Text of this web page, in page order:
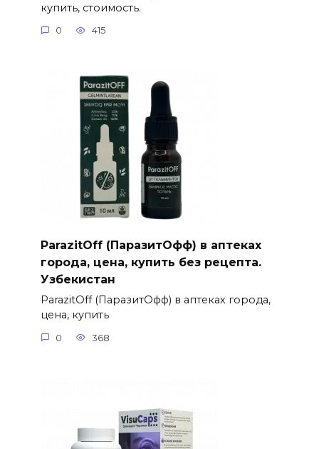
купить, стоимость.
0 415
ParazitOff (ПаразитОфф) в аптеках
города, цена, купить без рецепта.
Узбекистан
ParazitOff (ПаразитОфф) в аптеках города,
цена, купить
0 368